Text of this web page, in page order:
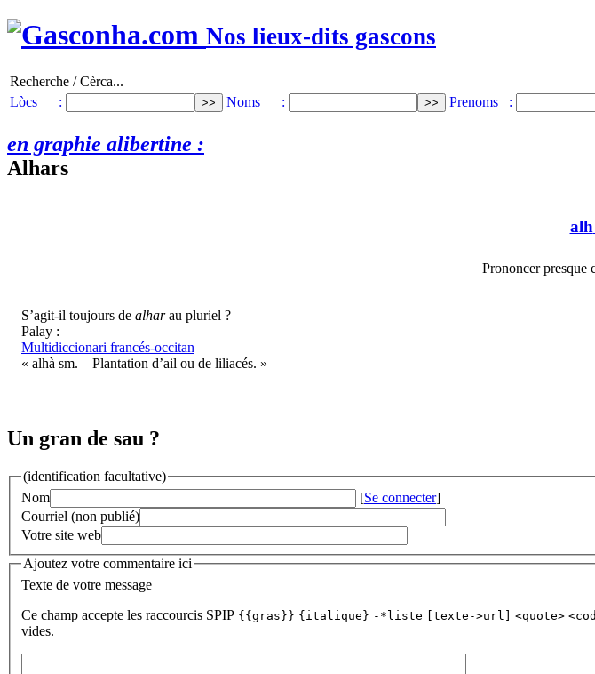
Nos lieux-dits gascons
Recherche / Cèrca...
Lòcs :
Noms : Prenoms :
en graphie alibertine :
Alhars
alh
Prononcer presque
S’agit-il toujours de alharau pluriel ?
Palay :
Multidiccionari francés-occitan
« alhà sm. – Plantation d’ail ou de liliacés. »
Un gran de sau ?
(identification facultative)
Nom
[Se connecter]
Courriel (non publié)
Votre site web
Ajoutez votre commentaire ici
Texte de votre message
Ce champ accepte les raccourcis SPIP {{gras}} {italique} -*liste [texte->url] <quote>
vides.